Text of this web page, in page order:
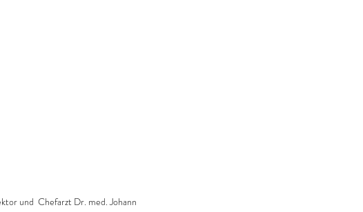
und  Chefarzt Dr. med. Johann